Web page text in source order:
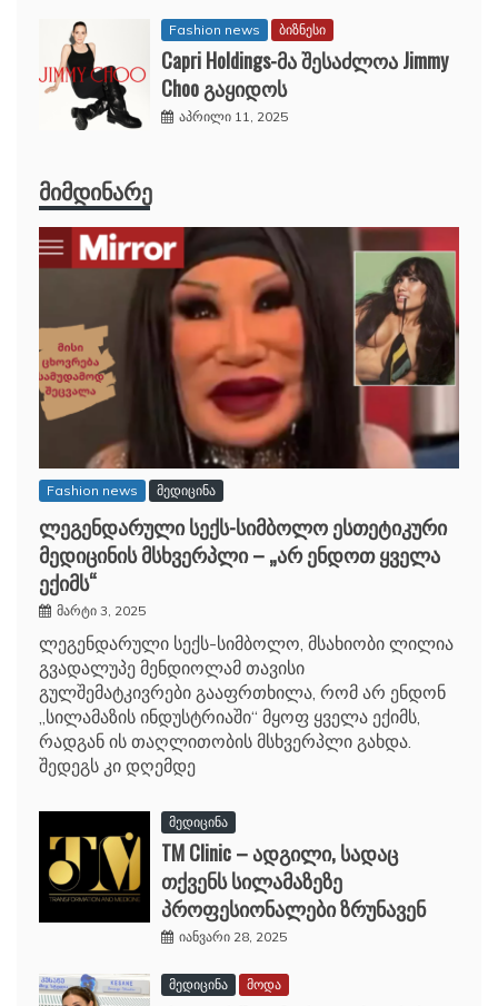
Fashion news ბიზნესი
Capri Holdings-მა შესაძლოა Jimmy
Choo გაყიდოს
აპრილი 11, 2025
ᲛᲘᲛᲓᲘᲜᲐᲠᲔ
Fashion news მედიცინა
ლეგენდარული სექს-სიმბოლო ესთეტიკური
მედიცინის მსხვერპლი – „არ ენდოთ ყველა
ექიმს“
მარტი 3, 2025
ლეგენდარული სექს-სიმბოლო, მსახიობი ლილია
გვადალუპე მენდიოლამ თავისი
გულშემატკივრები გააფრთხილა, რომ არ ენდონ
„სილამაზის ინდუსტრიაში“ მყოფ ყველა ექიმს,
რადგან ის თაღლითობის მსხვერპლი გახდა.
შედეგს კი დღემდე
მედიცინა
TM Clinic – ადგილი, სადაც
თქვენს სილამაზეზე
პროფესიონალები ზრუნავენ
იანვარი 28, 2025
მედიცინა მოდა